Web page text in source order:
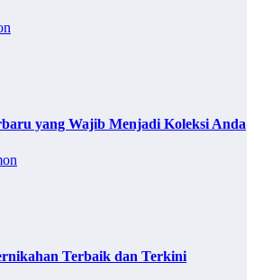
yang Wajib Menjadi Koleksi Anda
Terbaik dan Terkini